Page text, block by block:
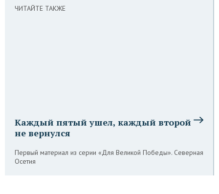
ЧИТАЙТЕ ТАКЖЕ
Каждый пятый ушел, каждый второй
не вернулся
Первый материал из серии «Для Великой Победы». Северная
Осетия